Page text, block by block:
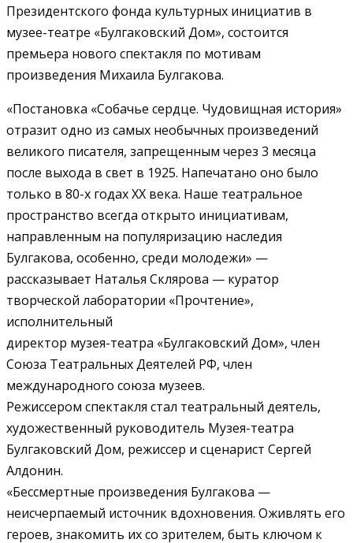
Президентского фонда культурных инициатив в
музее-театре «Булгаковский Дом», состоится
премьера нового спектакля по мотивам
произведения Михаила Булгакова.
«Постановка «Собачье сердце. Чудовищная история»
отразит одно из самых необычных произведений
великого писателя, запрещенным через 3 месяца
после выхода в свет в 1925. Напечатано оно было
только в 80-х годах ХХ века. Наше театральное
пространство всегда открыто инициативам,
направленным на популяризацию наследия
Булгакова, особенно, среди молодежи» —
рассказывает Наталья Склярова — куратор
творческой лаборатории «Прочтение»,
исполнительный
директор музея-театра «Булгаковский Дом», член
Союза Театральных Деятелей РФ, член
международного союза музеев.
Режиссером спектакля стал театральный деятель,
художественный руководитель Музея-театра
Булгаковский Дом, режиссер и сценарист Сергей
Алдонин.
«Бессмертные произведения Булгакова —
неисчерпаемый источник вдохновения. Оживлять его
героев, знакомить их со зрителем, быть ключом к